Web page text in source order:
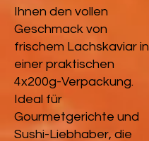
Ihnen den vollen
Geschmack von
frischem Lachskaviar in
einer praktischen
4x200g-Verpackung.
Ideal für
Gourmetgerichte und
Sushi-Liebhaber, die